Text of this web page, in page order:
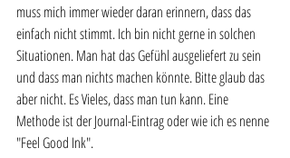
muss mich immer wieder daran erinnern, dass das
einfach nicht stimmt. Ich bin nicht gerne in solchen
Situationen. Man hat das Gefühl ausgeliefert zu sein
und dass man nichts machen könnte. Bitte glaub das
aber nicht. Es Vieles, dass man tun kann. Eine
Methode ist der Journal-Eintrag oder wie ich es nenne
"Feel Good Ink".